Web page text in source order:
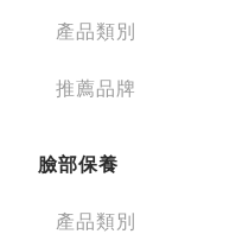
產品類別
推薦品牌
臉部保養
產品類別